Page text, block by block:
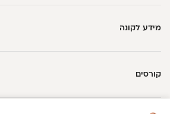
מידע לקונה
קורסים